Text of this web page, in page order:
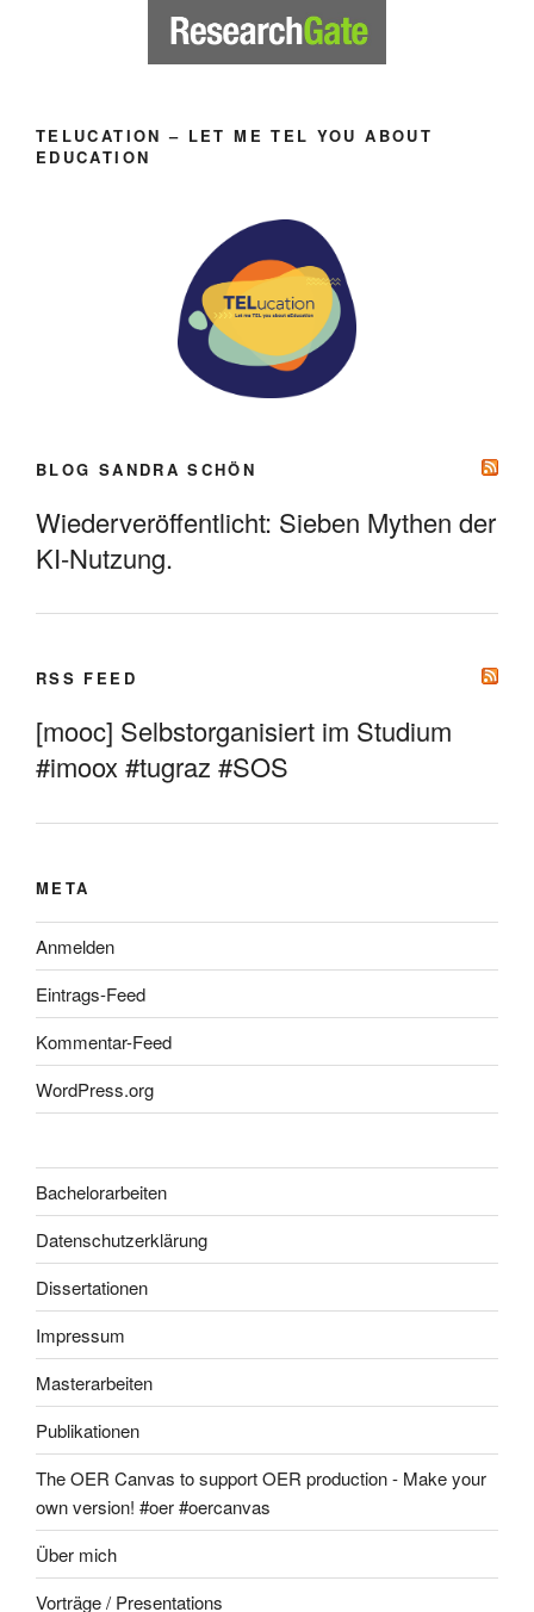
TELUCATION – LET ME TEL YOU ABOUT
EDUCATION
BLOG SANDRA SCHÖN
Wiederveröffentlicht: Sieben Mythen der
KI-Nutzung.
RSS FEED
[mooc] Selbstorganisiert im Studium
#imoox #tugraz #SOS
META
Anmelden
Eintrags-Feed
Kommentar-Feed
WordPress.org
Bachelorarbeiten
Datenschutzerklärung
Dissertationen
Impressum
Masterarbeiten
Publikationen
The OER Canvas to support OER production - Make your
own version! #oer #oercanvas
Über mich
Vorträge / Presentations